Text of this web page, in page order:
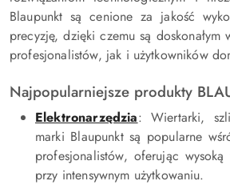
Blaupunkt są cenione za jakość
precyzję, dzięki czemu są
profesjonalistów, jak i użytkowników
Najpopularniejsze produkty
Elektronarzędzia: Wiertarki,
marki Blaupunkt są popularne
profesjonalistów, oferując
przy intensywnym użytkowaniu.